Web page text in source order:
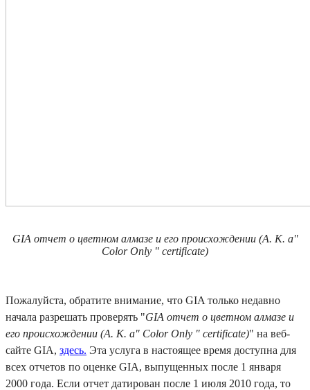
GIA отчет о цветном алмазе и его происхождении (A. K. a"
Color Only " certificate)
Пожалуйста, обратите внимание, что GIA только недавно
начала разрешать проверять "GIA отчет о цветном алмазе и
его происхождении (A. K. a" Color Only " certificate)" на веб-
сайте GIA, здесь. Эта услуга в настоящее время доступна для
всех отчетов по оценке GIA, выпущенных после 1 января
2000 года. Если отчет датирован после 1 июля 2010 года, то